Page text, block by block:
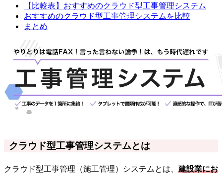
【比較表】おすすめのクラウド型工事管理システム
おすすめのクラウド型工事管理システムを比較
まとめ
クラウド型工事管理システムとは
クラウド型工事管理（施工管理）システムとは、 建設業にお